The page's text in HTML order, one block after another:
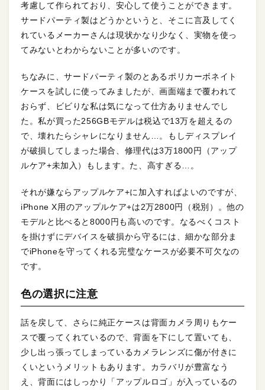
考慮して作られており、安心して使うことができます。
サードパーティ製はどうかというと、そこに言及してく
れているメーカーさんは現状かなり少なく、実物を使っ
てみないとわからないことが多いのです。
ちなみに、サードパーティ製のとあるポリカーボネイト
ケースを試しに使ってみましたが、画面端まで覆われて
おらず、ビビりな私は気になって仕方ありませんでし
た。私が買った256GBモデルは税込で13万を超えるの
で、壊れたらシャレになりません…。もしディスプレイ
が破損してしまった場合、修理代は3万1800円（アップ
ルケア+未加入）もします。た、高すぎる…。
それが嫌ならアップルケア+に加入すればよいのですが、
iPhone X用のアップルケア+は2万2800円（税別）。他の
モデルと比べると8000円も高いのです。なるべくコスト
を掛けずにデバイスを破損から守るには、細かな部分ま
でiPhoneを守ってくれる完璧なケースが必要不可欠なの
です。
色の選択に注意
話を戻して、さらに純正ケースは背面カメラ周りもケー
スで覆ってくれているので、背面を下にして置いても、
少し出っ張ってしまっているカメラレンズに傷が付きに
くいというメリットもあります。カラバリが豊富なう
え、背面にはしっかり「アップルロゴ」が入っているの